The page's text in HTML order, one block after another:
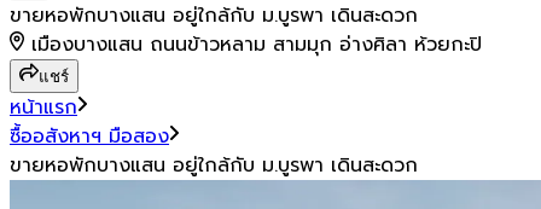
ขายหอพักบางแสน อยู่ใกล้กับ ม.บูรพา เดินสะดวก
เมืองบางแสน ถนนข้าวหลาม สามมุก อ่างศิลา ห้วยกะปิ
แชร์
หน้าแรก
ซื้ออสังหาฯ มือสอง
ขายหอพักบางแสน อยู่ใกล้กับ ม.บูรพา เดินสะดวก